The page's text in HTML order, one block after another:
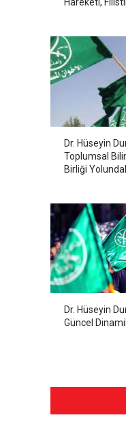
Dr. Hüseyin
Toplumsal
Birliği
Dr. Hüseyin
Güncel